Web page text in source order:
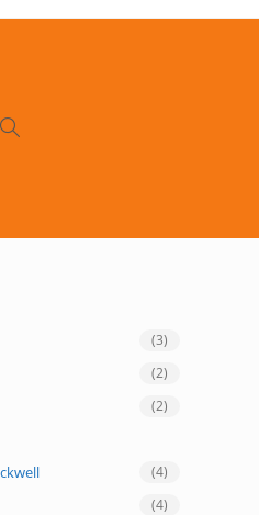
Toggle
zoeken
(3)
(2)
(2)
(4)
(4)